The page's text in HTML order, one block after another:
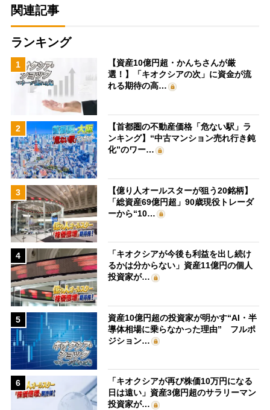
関連記事
ランキング
1
【資産10億円超・かんちさんが厳
選！】「キオクシアの次」に資金が流
れる期待の高…
2
【首都圏の不動産価格「危ない駅」ラ
ンキング】“中古マンション売れ行き鈍
化”のワー…
3
【億り人オールスターが狙う20銘柄】
「総資産69億円超」90歳現役トレーダ
ーから“10…
4
「キオクシアが今後も利益を出し続け
るかは分からない」資産11億円の個人
投資家が…
5
資産10億円超の投資家が明かす“AI・半
導体相場に乗らなかった理由” フルポ
ジション…
6
「キオクシアが再び株価10万円になる
日は遠い」資産3億円超のサラリーマン
投資家が…